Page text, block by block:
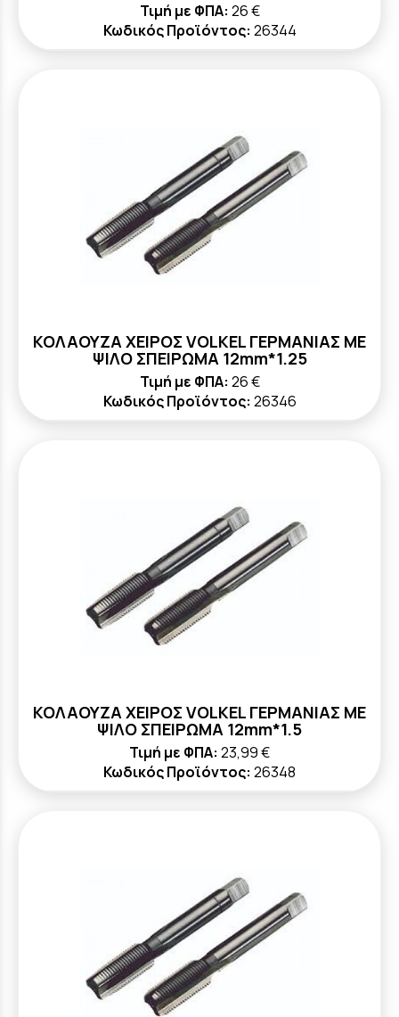
Τιμή με ΦΠΑ: 26 €
Κωδικός Προϊόντος: 26344
ΚΟΛΑΟΥΖΑ ΧΕΙΡΟΣ VOLKEL ΓΕΡΜΑΝΙΑΣ ΜΕ
ΨΙΛΟ ΣΠΕΙΡΩΜΑ 12mm*1.25
Τιμή με ΦΠΑ: 26 €
Κωδικός Προϊόντος: 26346
ΚΟΛΑΟΥΖΑ ΧΕΙΡΟΣ VOLKEL ΓΕΡΜΑΝΙΑΣ ΜΕ
ΨΙΛΟ ΣΠΕΙΡΩΜΑ 12mm*1.5
Τιμή με ΦΠΑ: 23,99 €
Κωδικός Προϊόντος: 26348